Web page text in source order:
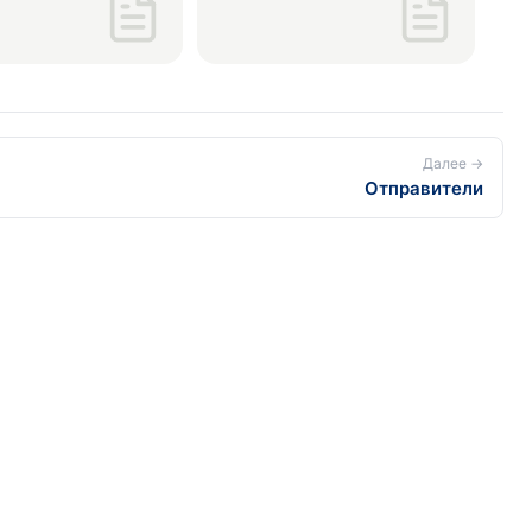
следующие
— бесплатно. По
Далее →
Отправители